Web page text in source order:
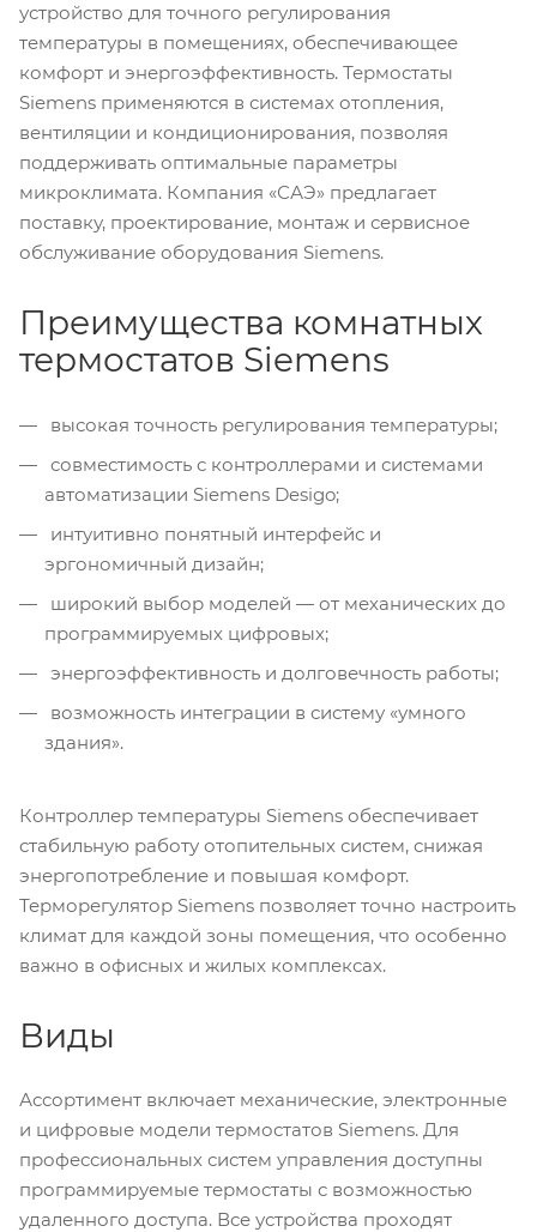
устройство для точного регулирования
температуры в помещениях, обеспечивающее
комфорт и энергоэффективность. Термостаты
Siemens применяются в системах отопления,
вентиляции и кондиционирования, позволяя
поддерживать оптимальные параметры
микроклимата. Компания «САЭ» предлагает
поставку, проектирование, монтаж и сервисное
обслуживание оборудования Siemens.
Преимущества комнатных
термостатов Siemens
высокая точность регулирования температуры;
совместимость с контроллерами и системами
автоматизации Siemens Desigo;
интуитивно понятный интерфейс и
эргономичный дизайн;
широкий выбор моделей — от механических до
программируемых цифровых;
энергоэффективность и долговечность работы;
возможность интеграции в систему «умного
здания».
Контроллер температуры Siemens обеспечивает
стабильную работу отопительных систем, снижая
энергопотребление и повышая комфорт.
Терморегулятор Siemens позволяет точно настроить
климат для каждой зоны помещения, что особенно
важно в офисных и жилых комплексах.
Виды
Ассортимент включает механические, электронные
и цифровые модели термостатов Siemens. Для
профессиональных систем управления доступны
программируемые термостаты с возможностью
удаленного доступа. Все устройства проходят